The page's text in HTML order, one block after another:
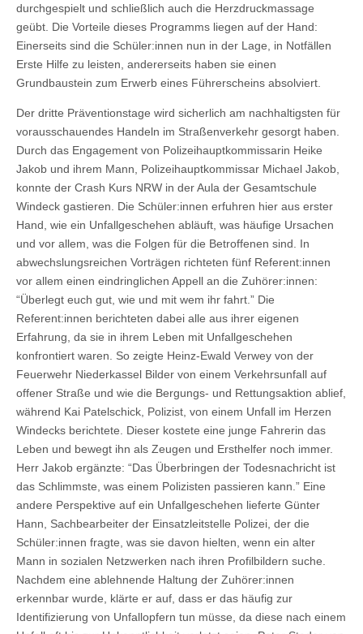
durchgespielt und schließlich auch die Herzdruckmassage
geübt. Die Vorteile dieses Programms liegen auf der Hand:
Einerseits sind die Schüler:innen nun in der Lage, in Notfällen
Erste Hilfe zu leisten, andererseits haben sie einen
Grundbaustein zum Erwerb eines Führerscheins absolviert.
Der dritte Präventionstage wird sicherlich am nachhaltigsten für
vorausschauendes Handeln im Straßenverkehr gesorgt haben.
Durch das Engagement von Polizeihauptkommissarin Heike
Jakob und ihrem Mann, Polizeihauptkommissar Michael Jakob,
konnte der Crash Kurs NRW in der Aula der Gesamtschule
Windeck gastieren. Die Schüler:innen erfuhren hier aus erster
Hand, wie ein Unfallgeschehen abläuft, was häufige Ursachen
und vor allem, was die Folgen für die Betroffenen sind. In
abwechslungsreichen Vorträgen richteten fünf Referent:innen
vor allem einen eindringlichen Appell an die Zuhörer:innen:
“Überlegt euch gut, wie und mit wem ihr fahrt.” Die
Referent:innen berichteten dabei alle aus ihrer eigenen
Erfahrung, da sie in ihrem Leben mit Unfallgeschehen
konfrontiert waren. So zeigte Heinz-Ewald Verwey von der
Feuerwehr Niederkassel Bilder von einem Verkehrsunfall auf
offener Straße und wie die Bergungs- und Rettungsaktion ablief,
während Kai Patelschick, Polizist, von einem Unfall im Herzen
Windecks berichtete. Dieser kostete eine junge Fahrerin das
Leben und bewegt ihn als Zeugen und Ersthelfer noch immer.
Herr Jakob ergänzte: “Das Überbringen der Todesnachricht ist
das Schlimmste, was einem Polizisten passieren kann.” Eine
andere Perspektive auf ein Unfallgeschehen lieferte Günter
Hann, Sachbearbeiter der Einsatzleitstelle Polizei, der die
Schüler:innen fragte, was sie davon hielten, wenn ein alter
Mann in sozialen Netzwerken nach ihren Profilbildern suche.
Nachdem eine ablehnende Haltung der Zuhörer:innen
erkennbar wurde, klärte er auf, dass er das häufig zur
Identifizierung von Unfallopfern tun müsse, da diese nach einem